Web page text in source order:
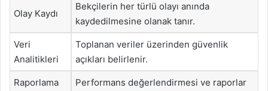
Olay Kaydı
Bekçilerin her türlü olayı anında
kaydedilmesine olanak tanır.
Veri
Analitikleri
Toplanan veriler üzerinden güvenlik
açıkları belirlenir.
Raporlama
Performans değerlendirmesi ve raporlar